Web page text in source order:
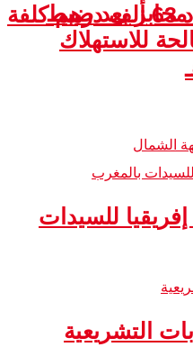
وزارة الأوقاف تحدد 63 ألف درهم كلفة
مخابز بعد ضبط
للاستهلاك
للسيدات
التشريعية